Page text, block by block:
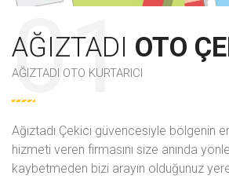
AĞIZTADI OTO
AĞIZTADI OTO KURTARICI
Ağıztadı Çekici güvencesiyle bölgenin
hizmeti veren firmasını size anında
kaybetmeden bizi arayın olduğunuz